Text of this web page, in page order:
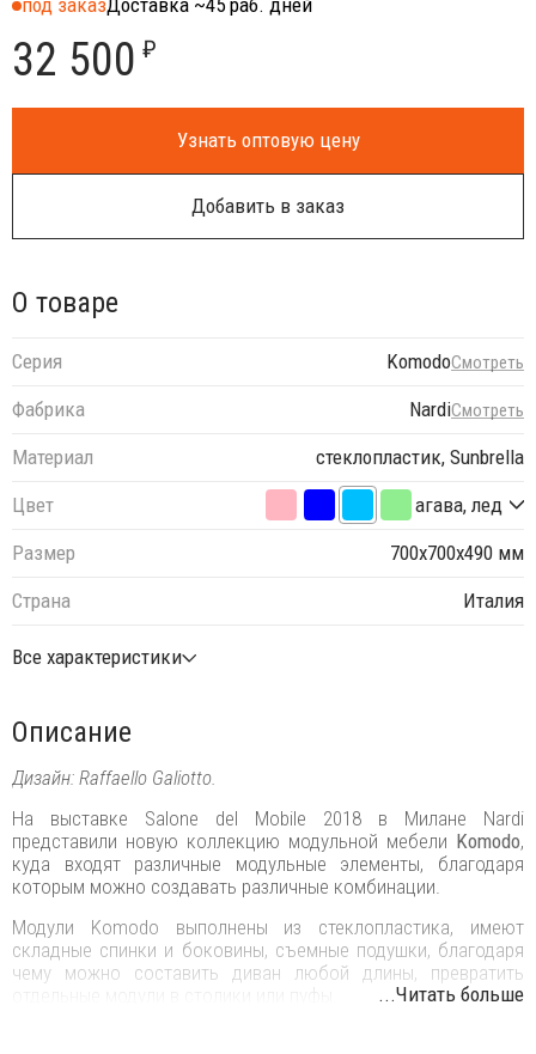
32 500 ₽
Узнать оптовую цену
Добавить в заказ
О товаре
Серия KomodoСмотреть
Фабрика NardiСмотреть
Материал
стеклопластик, Sunbrella
Цвет
агава, лед
Размер
700х700х490 мм
Страна
Италия
Все характеристики
Описание
Дизайн: Raffaello Galiotto.
На выставке Salone del Mobile 2018 в Милане Nardi
представили новую коллекцию модульной мебели Komodo,
куда входят различные модульные элементы, благодаря
которым можно создавать различные комбинации.
Модули Komodo выполнены из стеклопластика, имеют
складные спинки и боковины, съемные подушки, благодаря
чему можно составить диван любой длины, превратить
отдельные модули в столики или пуфы.
...Читать больше